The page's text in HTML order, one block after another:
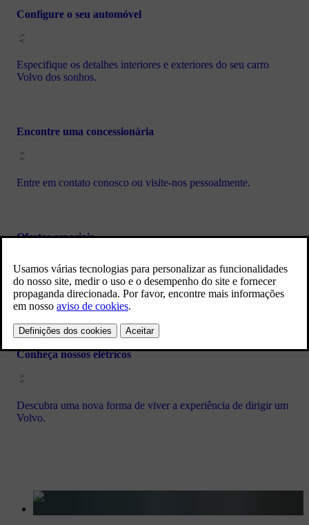
Configure o seu automóvel
Especifique os detalhes interiores e exteriores do seu carro
Volvo dos sonhos.
Encontre uma concessionária
Entre em contato conosco ou visite-nos pessoalmente.
Ofertas especiais
Veja ofertas especiais para obter um ótimo negócio em seu
carro novo.
Conheça nossos elétricos
Descubra uma nova forma de viver a experiência de dirigir um
Volvo.